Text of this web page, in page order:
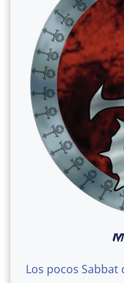
Los pocos